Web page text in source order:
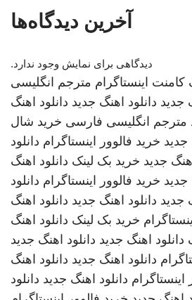
آخرین دیدگاه‌ها
دیدگاهی برای نمایش وجود ندارد.
کامنت اینستاگرام مترجم انگلیسی
جدید دانلود اهنگ جدید دانلود اهنگ
مترجم انگلیسی فارسی خرید شال
جدید خرید فالوور اینستاگرام دانلود
جدید خرید بک لینک دانلود اهنگ
جدید خرید فالوور اینستاگرام دانلود
جدید دانلود اهنگ جدید دانلود اهنگ
خرید بک لینک دانلود اهنگ
دانلود اهنگ جدید دانلود اهنگ جدید
دانلود اهنگ جدید دانلود اهنگ
اینستاگرام دانلود اهنگ جدید دانلود